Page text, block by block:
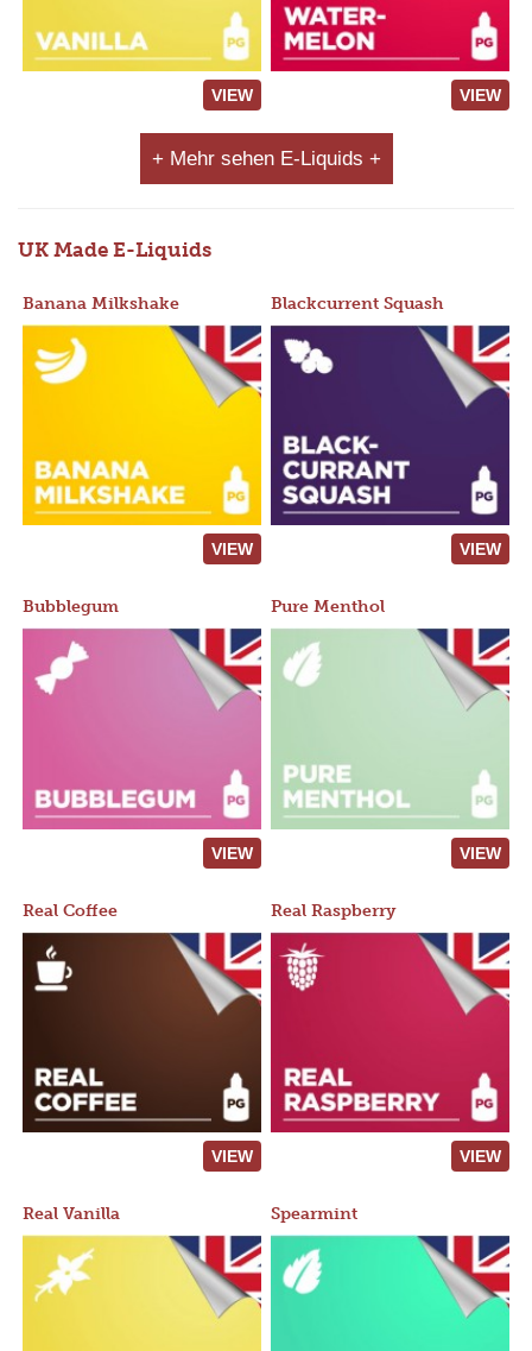
VIEW VIEW
+ Mehr sehen E-Liquids +
UK Made E-Liquids
Banana Milkshake
VIEW
Blackcurrent Squash
VIEW
Bubblegum
VIEW
Pure Menthol
VIEW
Real Coffee
VIEW
Real Raspberry
VIEW
Real Vanilla Spearmint